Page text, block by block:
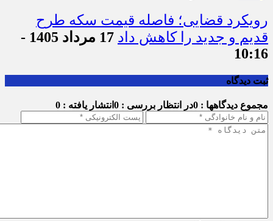
رویکرد قضایی؛ فاصله قیمت سکه طرح
قدیم و جدید را کاهش داد
17 مرداد 1405 -
10:16
ثبت دیدگاه
مجموع دیدگاهها : 0 در انتظار بررسی : 0 انتشار یافته : 0